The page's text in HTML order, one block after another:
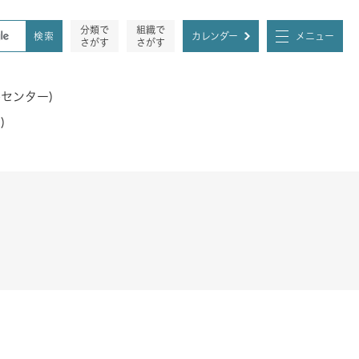
分類で
さがす
組織で
さがす
カレンダー メニュー
ンター)